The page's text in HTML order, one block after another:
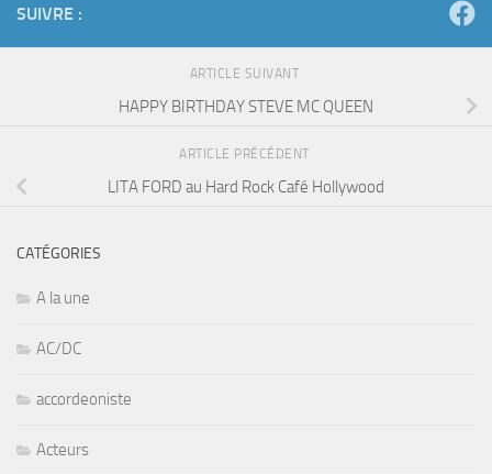
SUIVRE :
ARTICLE SUIVANT
HAPPY BIRTHDAY STEVE MC QUEEN
ARTICLE PRÉCÉDENT
LITA FORD au Hard Rock Café Hollywood
CATÉGORIES
A la une
AC/DC
accordeoniste
Acteurs